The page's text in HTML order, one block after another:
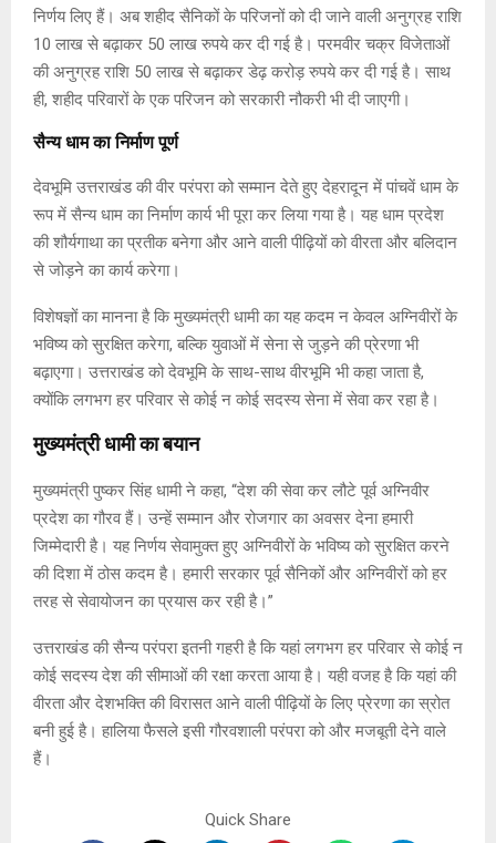
निर्णय लिए हैं। अब शहीद सैनिकों के परिजनों को दी जाने वाली अनुग्रह राशि
10 लाख से बढ़ाकर 50 लाख रुपये कर दी गई है। परमवीर चक्र विजेताओं
की अनुग्रह राशि 50 लाख से बढ़ाकर डेढ़ करोड़ रुपये कर दी गई है। साथ
ही, शहीद परिवारों के एक परिजन को सरकारी नौकरी भी दी जाएगी।
सैन्य धाम का निर्माण पूर्ण
देवभूमि उत्तराखंड की वीर परंपरा को सम्मान देते हुए देहरादून में पांचवें धाम के
रूप में सैन्य धाम का निर्माण कार्य भी पूरा कर लिया गया है। यह धाम प्रदेश
की शौर्यगाथा का प्रतीक बनेगा और आने वाली पीढ़ियों को वीरता और बलिदान
से जोड़ने का कार्य करेगा।
विशेषज्ञों का मानना है कि मुख्यमंत्री धामी का यह कदम न केवल अग्निवीरों के
भविष्य को सुरक्षित करेगा, बल्कि युवाओं में सेना से जुड़ने की प्रेरणा भी
बढ़ाएगा। उत्तराखंड को देवभूमि के साथ-साथ वीरभूमि भी कहा जाता है,
क्योंकि लगभग हर परिवार से कोई न कोई सदस्य सेना में सेवा कर रहा है।
मुख्यमंत्री धामी का बयान
मुख्यमंत्री पुष्कर सिंह धामी ने कहा, “देश की सेवा कर लौटे पूर्व अग्निवीर
प्रदेश का गौरव हैं। उन्हें सम्मान और रोजगार का अवसर देना हमारी
जिम्मेदारी है। यह निर्णय सेवामुक्त हुए अग्निवीरों के भविष्य को सुरक्षित करने
की दिशा में ठोस कदम है। हमारी सरकार पूर्व सैनिकों और अग्निवीरों को हर
तरह से सेवायोजन का प्रयास कर रही है।”
उत्तराखंड की सैन्य परंपरा इतनी गहरी है कि यहां लगभग हर परिवार से कोई न
कोई सदस्य देश की सीमाओं की रक्षा करता आया है। यही वजह है कि यहां की
वीरता और देशभक्ति की विरासत आने वाली पीढ़ियों के लिए प्रेरणा का स्रोत
बनी हुई है। हालिया फैसले इसी गौरवशाली परंपरा को और मजबूती देने वाले
हैं।
Quick Share